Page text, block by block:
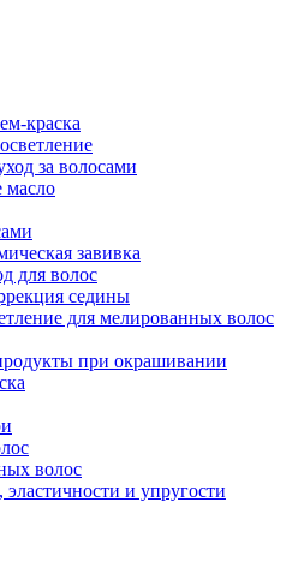
краска
за волосами
масло
завивка
для волос
седины
для мелированных волос
при окрашивании
волос
и упругости